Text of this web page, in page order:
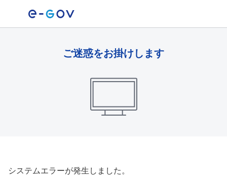
ご迷惑をお掛けします
システムエラーが発生しました。